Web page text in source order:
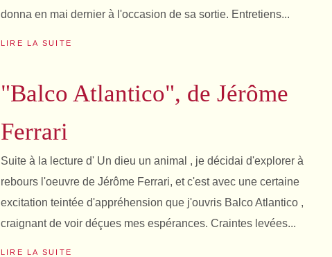
donna en mai dernier à l'occasion de sa sortie. Entretiens...
LIRE LA SUITE
"Balco Atlantico", de Jérôme
Ferrari
Suite à la lecture d' Un dieu un animal , je décidai d'explorer à
rebours l'oeuvre de Jérôme Ferrari, et c'est avec une certaine
excitation teintée d'appréhension que j'ouvris Balco Atlantico ,
craignant de voir déçues mes espérances. Craintes levées...
LIRE LA SUITE